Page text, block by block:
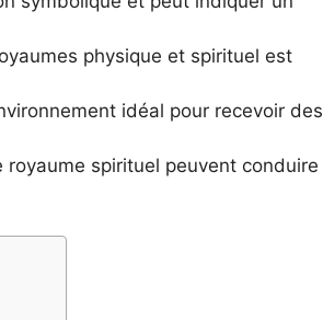
physique et spirituel est
idéal pour recevoir des
royaume spirituel peuvent conduire